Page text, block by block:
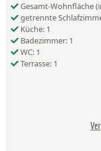
Gesamt-Wohnfläche
getrennte
Küche: 1
Badezimmer: 1
WC: 1
Terrasse: 1